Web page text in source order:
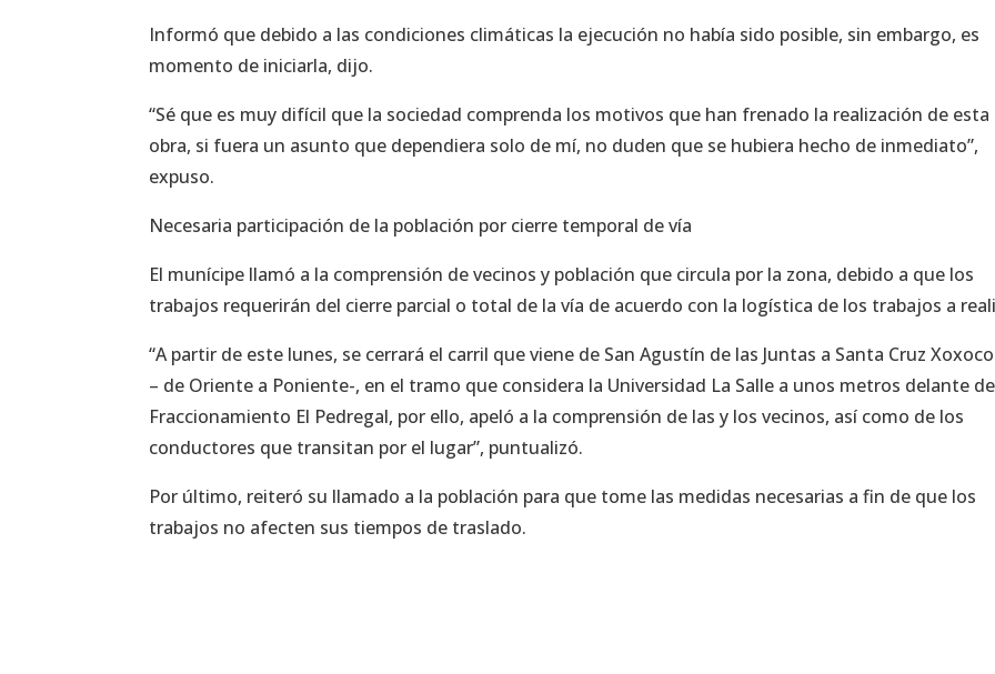
Informó que debido a las condiciones climáticas la ejecución no había sido posible, sin embargo, es
momento de iniciarla, dijo.
“Sé que es muy difícil que la sociedad comprenda los motivos que han frenado la realización de esta
obra, si fuera un asunto que dependiera solo de mí, no duden que se hubiera hecho de inmediato”,
expuso.
Necesaria participación de la población por cierre temporal de vía
El munícipe llamó a la comprensión de vecinos y población que circula por la zona, debido a que los
trabajos requerirán del cierre parcial o total de la vía de acuerdo con la logística de los trabajos a
“A partir de este lunes, se cerrará el carril que viene de San Agustín de las Juntas a Santa Cruz
– de Oriente a Poniente-, en el tramo que considera la Universidad La Salle a unos metros delante
Fraccionamiento El Pedregal, por ello, apeló a la comprensión de las y los vecinos, así como de los
conductores que transitan por el lugar”, puntualizó.
Por último, reiteró su llamado a la población para que tome las medidas necesarias a fin de que los
trabajos no afecten sus tiempos de traslado.